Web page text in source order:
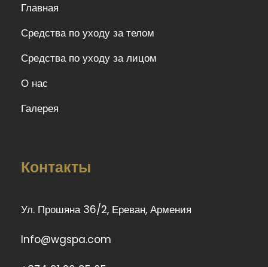
Главная
Средства по уходу за телом
Средства по уходу за лицом
О нас
Галерея
Контакты
Ул. Прошяна 36/2, Ереван, Армения
Info@wgspa.com